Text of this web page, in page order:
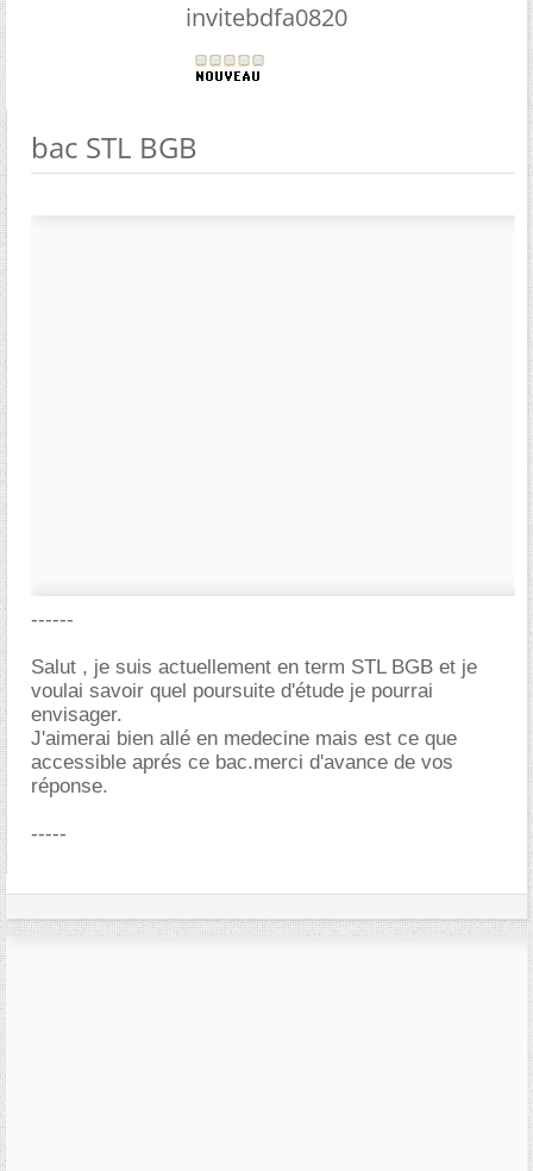
invitebdfa0820
bac STL BGB
------
Salut , je suis actuellement en term STL BGB et je
voulai savoir quel poursuite d'étude je pourrai
envisager.
J'aimerai bien allé en medecine mais est ce que
accessible aprés ce bac.merci d'avance de vos
réponse.
-----